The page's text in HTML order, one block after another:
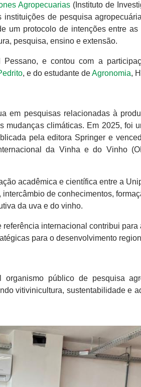
Agropecuarias (Instituto de
de pesquisa
um protocolo de intenções entre
pesquisa, ensino e extensão.
e contou com a
, e do estudante deAgronomia,
em pesquisas relacionadas à
climáticas. Em 2025, foi
pela editora Springer e
da Vinha e do Vinho
acadêmica e científica entre a
de conhecimentos,
da uva e do vinho.
internacional contribui para
para o desenvolvimento
organismo público de pesquisa
vitivinicultura, sustentabilidade e